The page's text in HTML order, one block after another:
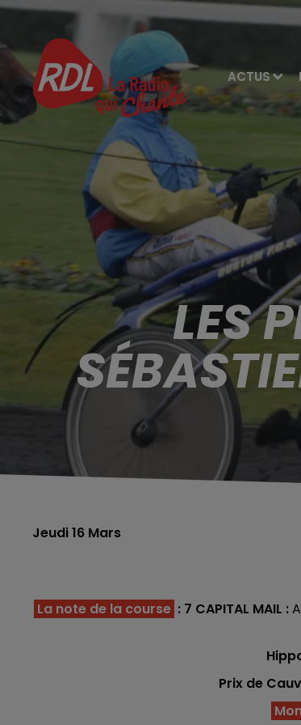
ACTUS
LES
Jeudi 16 Mars
La note de la course : 7 CAPITAL MAIL :
Prix de